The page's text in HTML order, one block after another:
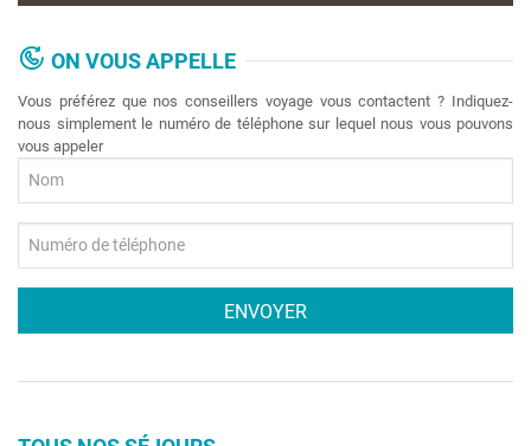
ON VOUS APPELLE
Vous préférez que nos conseillers voyage vous contactent ? Indiquez-
nous simplement le numéro de téléphone sur lequel nous vous pouvons
vous appeler